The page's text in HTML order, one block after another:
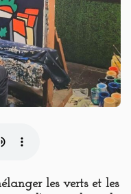
les verts et les